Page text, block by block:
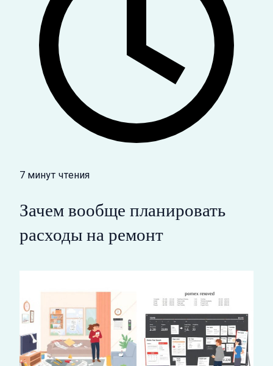
7 минут чтения
Зачем вообще планировать
расходы на ремонт